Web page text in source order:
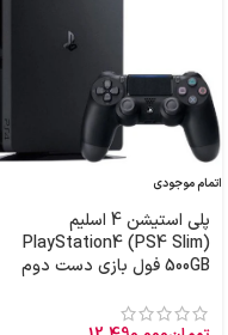
اتمام موجودی
پلی استیشن 4 اسلیم
PlayStation4 (PS4 Slim)
500GB فول بازی دست دوم